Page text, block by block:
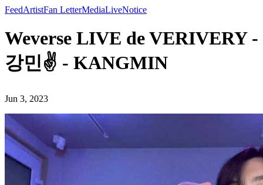
FeedArtistFan LetterMediaLiveNotice
Weverse LIVE de VERIVERY -
강민✌️ - KANGMIN
Jun 3, 2023